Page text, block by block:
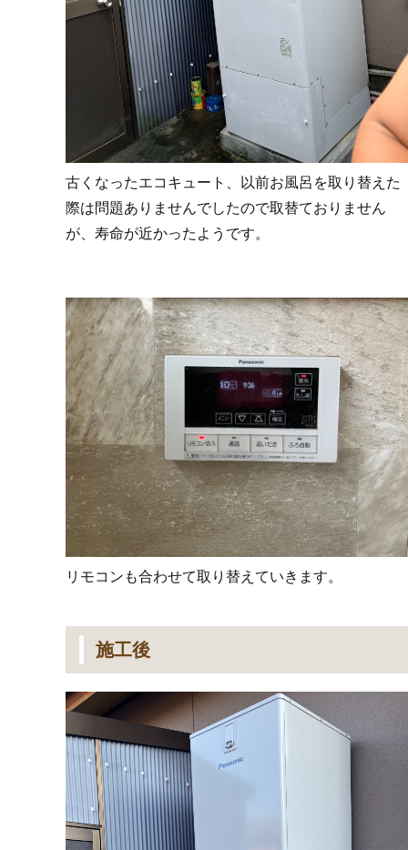
古くなったエコキュート、以前お風呂を取り替えた
際は問題ありませんでしたので取替ておりません
が、寿命が近かったようです。
リモコンも合わせて取り替えていきます。
施工後